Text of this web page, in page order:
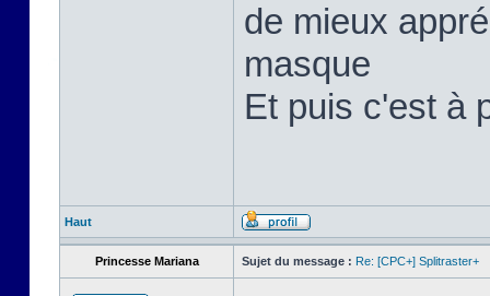
de mieux
masque
Et puis c'est à
Haut
Princesse Mariana Sujet du message : Re: [CPC+] Splitraster+